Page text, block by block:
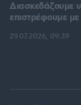
Διασκεδάζουμε
επιστρέφουμε
29.07.2026, 09:39